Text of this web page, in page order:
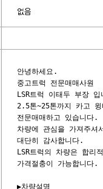
없음
안녕하세요.
중고트럭 전문매매사원
LSR트럭 이태두 부장 입
2.5톤~25톤까지 카고 윙
전문매매하고 있습니다.
차량에 관심을 가져주셔
대단히 감사합니다.
LSR트럭의 차량은 합리
가격절충이 가능합니다.
▶차량설명